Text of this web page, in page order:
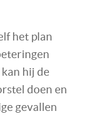
het plan
hij de
doen en
gevallen